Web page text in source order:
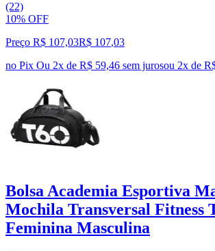
(22)
10% OFF
Preço R$ 107,03R$ 107,03
no Pix Ou 2x de R$ 59,46 sem jurosou 2x de
Bolsa Academia Esportiva
Mochila Transversal Fitness
Feminina Masculina